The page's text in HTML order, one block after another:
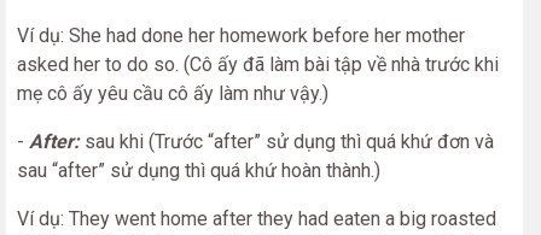
Ví dụ: She had done her homework before her mother
asked her to do so. (Cô ấy đã làm bài tập về nhà trước khi
mẹ cô ấy yêu cầu cô ấy làm như vậy.)
- After:sau khi (Trước “after” sử dụng thì quá khứ đơn và
sau “after” sử dụng thì quá khứ hoàn thành.)
Ví dụ: They went home after they had eaten a big roasted